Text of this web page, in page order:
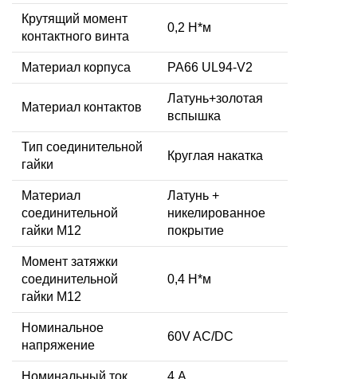
Крутящий момент
контактного винта
0,2 Н*м
Материал корпуса PA66 UL94-V2
Материал контактов
Латунь+золотая
вспышка
Тип соединительной
гайки
Круглая накатка
Материал
соединительной
гайки M12
Латунь +
никелированное
покрытие
Момент затяжки
соединительной
гайки M12
0,4 Н*м
Номинальное
напряжение
60V AC/DC